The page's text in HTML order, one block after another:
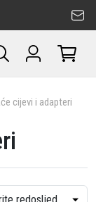
cijevi i adapteri